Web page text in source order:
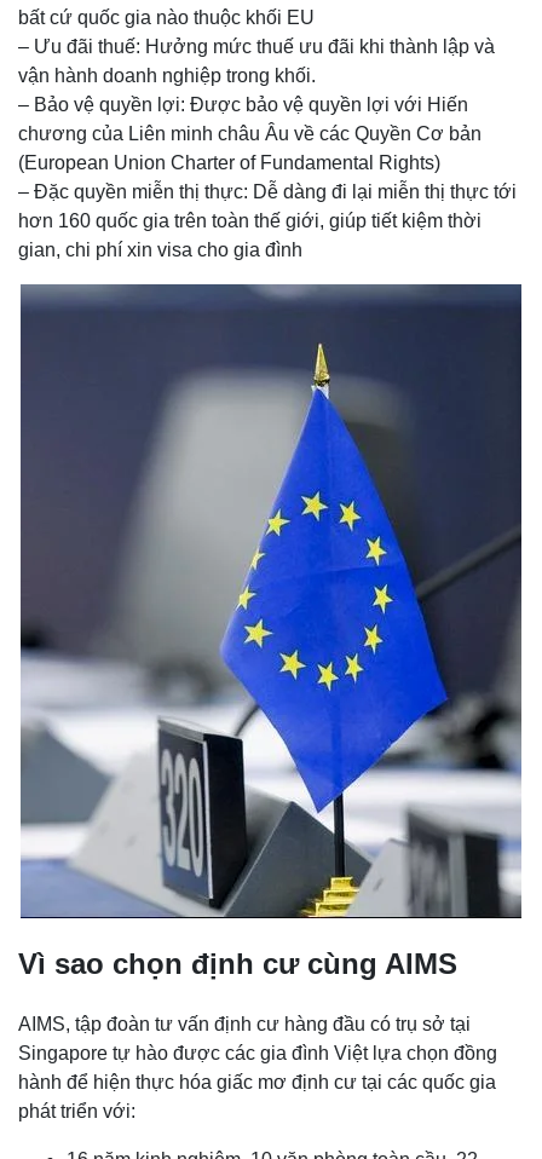
bất cứ quốc gia nào thuộc khối EU
– Ưu đãi thuế: Hưởng mức thuế ưu đãi khi thành lập và
vận hành doanh nghiệp trong khối.
– Bảo vệ quyền lợi: Được bảo vệ quyền lợi với Hiến
chương của Liên minh châu Âu về các Quyền Cơ bản
(European Union Charter of Fundamental Rights)
– Đặc quyền miễn thị thực: Dễ dàng đi lại miễn thị thực tới
hơn 160 quốc gia trên toàn thế giới, giúp tiết kiệm thời
gian, chi phí xin visa cho gia đình
Vì sao chọn định cư cùng AIMS
AIMS, tập đoàn tư vấn định cư hàng đầu có trụ sở tại
Singapore tự hào được các gia đình Việt lựa chọn đồng
hành để hiện thực hóa giấc mơ định cư tại các quốc gia
phát triển với: